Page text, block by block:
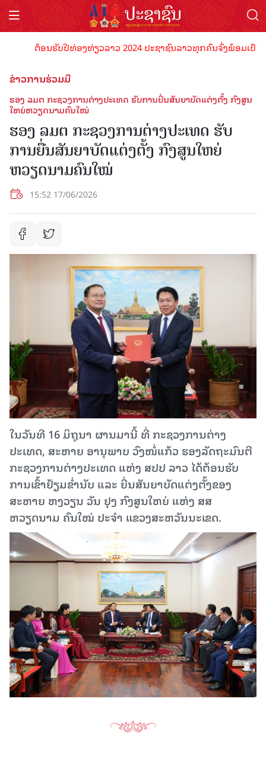
ຕ້ອນຮັບປີທ່ອງທ່ຽວລາວ 2024 ປະຊາຊົນລາວທຸກຄົນຈົ່ງພ້ອມເປັນເ
ຂ່າວການຮ່ວມມື
ຮອງ ລມຕ ກະຊວງການຕ່າງປະເທດ ຮັບການຍື່ນສັນຍາບັດແຕ່ງຕັ້ງ ກົງສູນ
ໃຫຍ່ຫວຽດນາມຄົນໃໝ່
ຮອງ ລມຕ ກະຊວງການຕ່າງປະເທດ ຮັບ
ການຍື່ນສັນຍາບັດແຕ່ງຕັ້ງ ກົງສູນໃຫຍ່
ຫວຽດນາມຄົນໃໝ່
15:52 17/06/2026
ໃນວັນທີ 16 ມິຖຸນາ ຜານມານີ້ ທີ່ ກະຊວງການຕ່າງ
ປະເທດ, ສະຫາຍ ອານຸພາບ ວົງໜໍ່ແກ້ວ ຮອງລັດຖະມົນຕີ
ກະຊວງການຕ່າງປະເທດ ແຫ່ງ ສປປ ລາວ ໄດ້ຕ້ອນຮັບ
ການເຂົ້າຢ້ຽມຂໍ່ານັບ ແລະ ຍື່ນສັນຍາບັດແຕ່ງຕັ້ງຂອງ
ສະຫາຍ ຫງວຽນ ວັນ ຢຸງ ກົງສູນໃຫຍ່ ແຫ່ງ ສສ
ຫວຽດນາມ ຄົນໃໝ່ ປະຈຳ ແຂວງສະຫວັນນະເຂດ.